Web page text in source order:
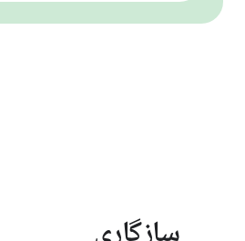
سازگاری